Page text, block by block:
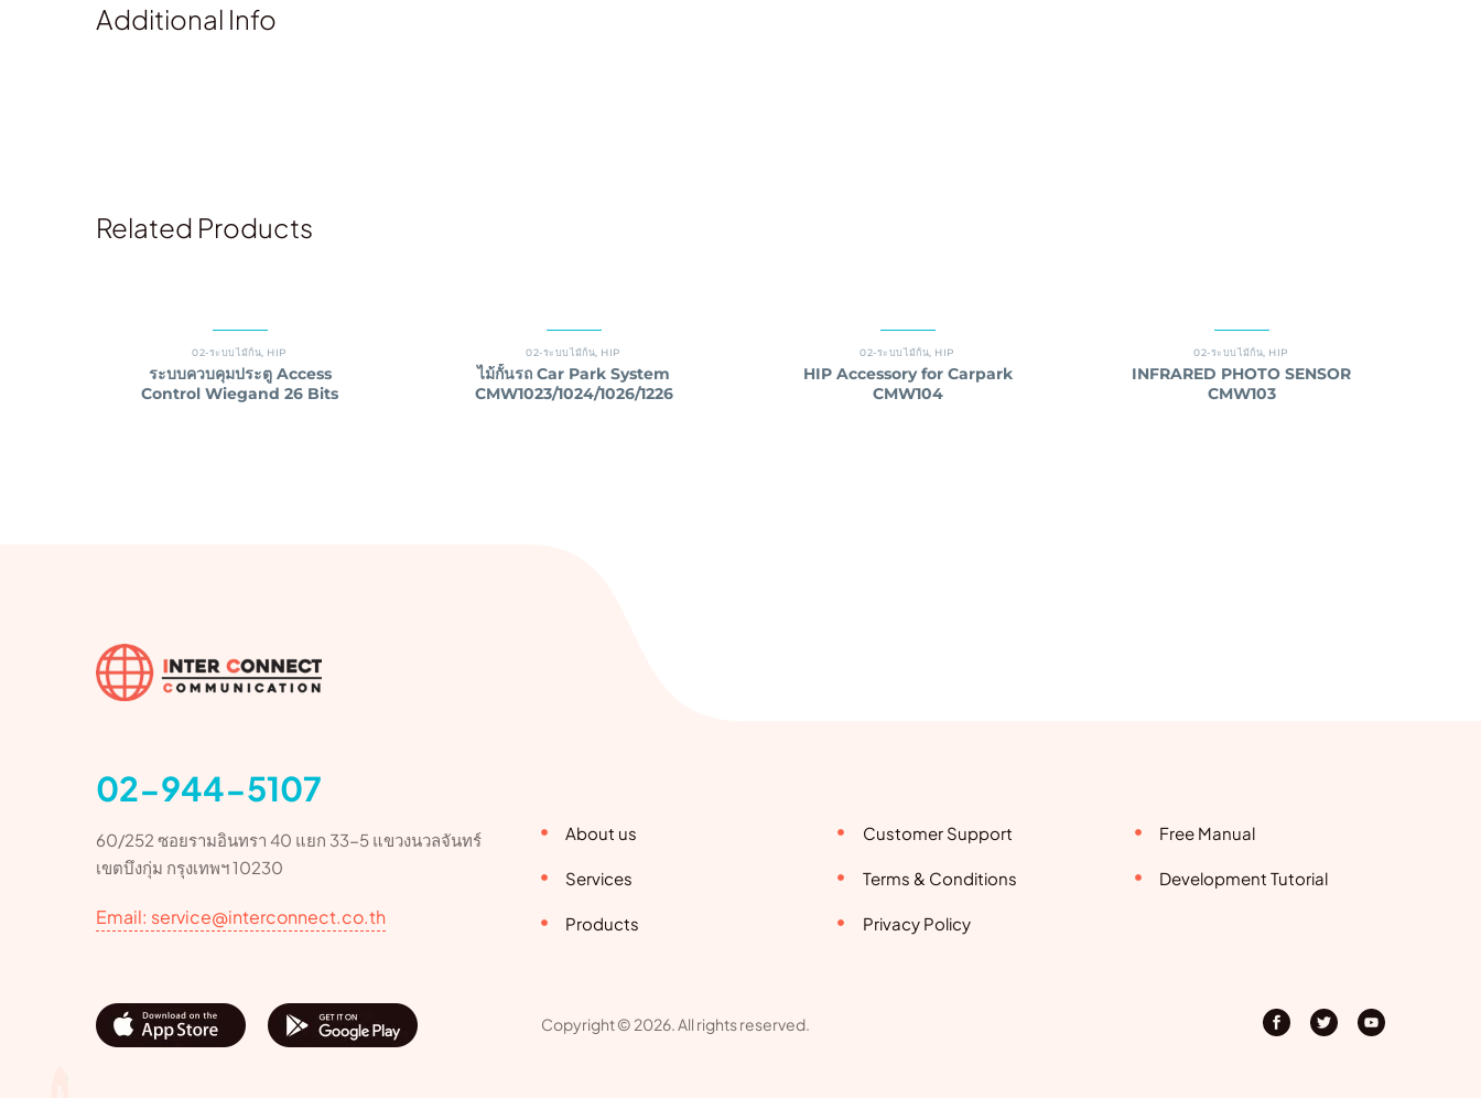
Additional Info
Related Products
02-ระบบไม้กั้น HIP
ระบบควบคุมประตู Access
Control Wiegand 26 Bits
02-ระบบไม้กั้น HIP
ไม้กั้นรถ Car Park System
CMW1023/1024/1026/1226
02-ระบบไม้กั้น HIP
HIP Accessory for Carpark
CMW104
02-ระบบไม้กั้น HIP
INFRARED PHOTO SENSOR
CMW103
02-944-5107
60/252 ซอยรามอินทรา 40 แยก 33-5 แขวงนวลจันทร์
เขตบึงกุ่ม กรุงเทพฯ 10230
Email: service@interconnect.co.th
About us
Services
Products
Customer Support
Terms & Conditions
Privacy Policy
Free Manual
Development Tutorial
Copyright © 2026. All rights reserved.